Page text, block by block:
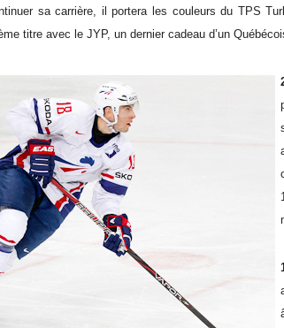
sa carrière, il portera les couleurs du TPS
titre avec le JYP, un dernier cadeau d’un